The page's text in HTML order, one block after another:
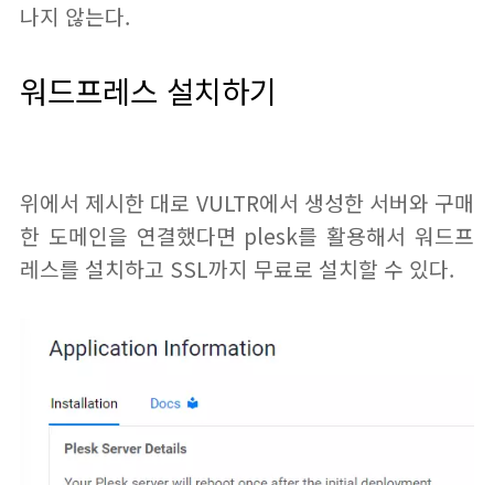
나지 않는다.
워드프레스 설치하기
위에서 제시한 대로 VULTR에서 생성한 서버와 구매
한 도메인을 연결했다면 plesk를 활용해서 워드프
레스를 설치하고 SSL까지 무료로 설치할 수 있다.